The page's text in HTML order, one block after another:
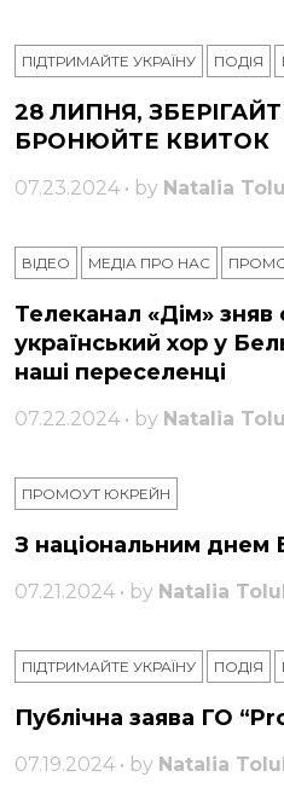
ПІДТРИМАЙТЕ УКРАЇНУ ПОДІЯ
28 ЛИПНЯ,
БРОНЮЙТЕ КВИТОК
07.23.2024 • by Natalia
ВІДЕО МЕДІА ПРО НАС
Телеканал «Дім»
український хор у
наші переселенці
07.22.2024 • by Natalia
ПРОМОУТ ЮКРЕЙН
З національним днем
07.21.2024 • by Natalia
ПІДТРИМАЙТЕ УКРАЇНУ ПОДІЯ
Публічна заява ГО
07.19.2024 • by Natalia